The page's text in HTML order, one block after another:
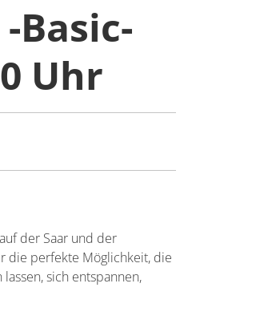
Basic-
Uhr
der Saar und der
die perfekte Möglichkeit, die
sich entspannen,